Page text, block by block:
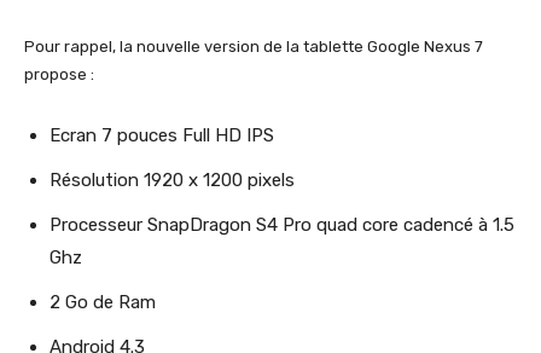
Pour rappel, la nouvelle version de la tablette Google Nexus 7
propose :
Ecran 7 pouces Full HD IPS
Résolution 1920 x 1200 pixels
Processeur SnapDragon S4 Pro quad core cadencé à 1.5
Ghz
2 Go de Ram
Android 4.3